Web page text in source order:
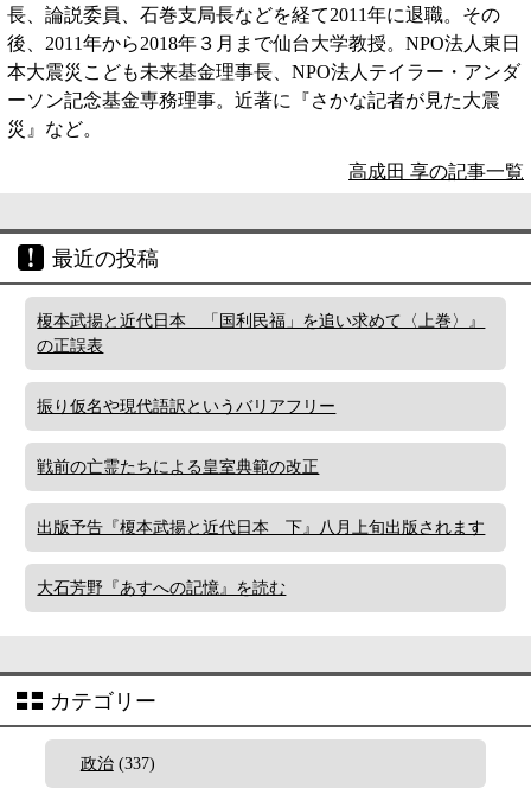
長、論説委員、石巻支局長などを経て2011年に退職。その
後、2011年から2018年３月まで仙台大学教授。NPO法人東日
本大震災こども未来基金理事長、NPO法人テイラー・アンダ
ーソン記念基金専務理事。近著に『さかな記者が見た大震
災』など。
高成田 享の記事一覧
最近の投稿
榎本武揚と近代日本 「国利民福」を追い求めて〈上巻〉』
の正誤表
振り仮名や現代語訳というバリアフリー
戦前の亡霊たちによる皇室典範の改正
出版予告『榎本武揚と近代日本 下』八月上旬出版されます
大石芳野『あすへの記憶』を読む
カテゴリー
政治(337)